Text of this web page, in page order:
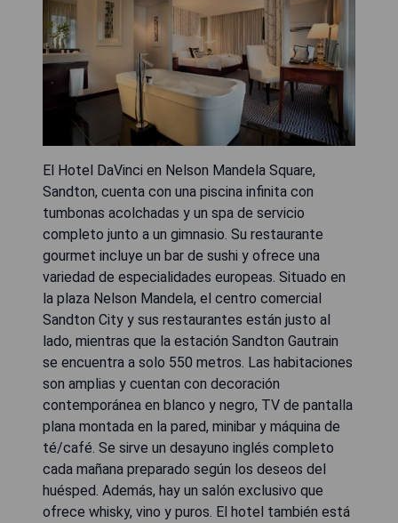
El Hotel DaVinci en Nelson Mandela Square,
Sandton, cuenta con una piscina infinita con
tumbonas acolchadas y un spa de servicio
completo junto a un gimnasio. Su restaurante
gourmet incluye un bar de sushi y ofrece una
variedad de especialidades europeas. Situado en
la plaza Nelson Mandela, el centro comercial
Sandton City y sus restaurantes están justo al
lado, mientras que la estación Sandton Gautrain
se encuentra a solo 550 metros. Las habitaciones
son amplias y cuentan con decoración
contemporánea en blanco y negro, TV de pantalla
plana montada en la pared, minibar y máquina de
té/café. Se sirve un desayuno inglés completo
cada mañana preparado según los deseos del
huésped. Además, hay un salón exclusivo que
ofrece whisky, vino y puros. El hotel también está